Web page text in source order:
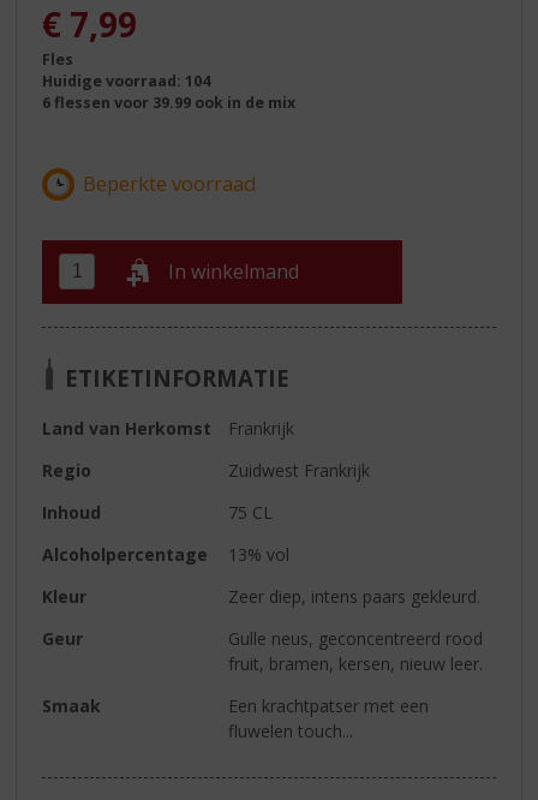
€ 7,99
Fles
Huidige voorraad: 104
6 flessen voor 39.99 ook in de mix
In winkelmand
ETIKETINFORMATIE
Land van Herkomst
Frankrijk
Regio
Zuidwest Frankrijk
Inhoud
75 CL
Alcoholpercentage
13% vol
Kleur
Zeer diep, intens paars gekleurd.
Geur
Gulle neus, geconcentreerd rood
fruit, bramen, kersen, nieuw leer.
Smaak
Een krachtpatser met een
fluwelen touch...